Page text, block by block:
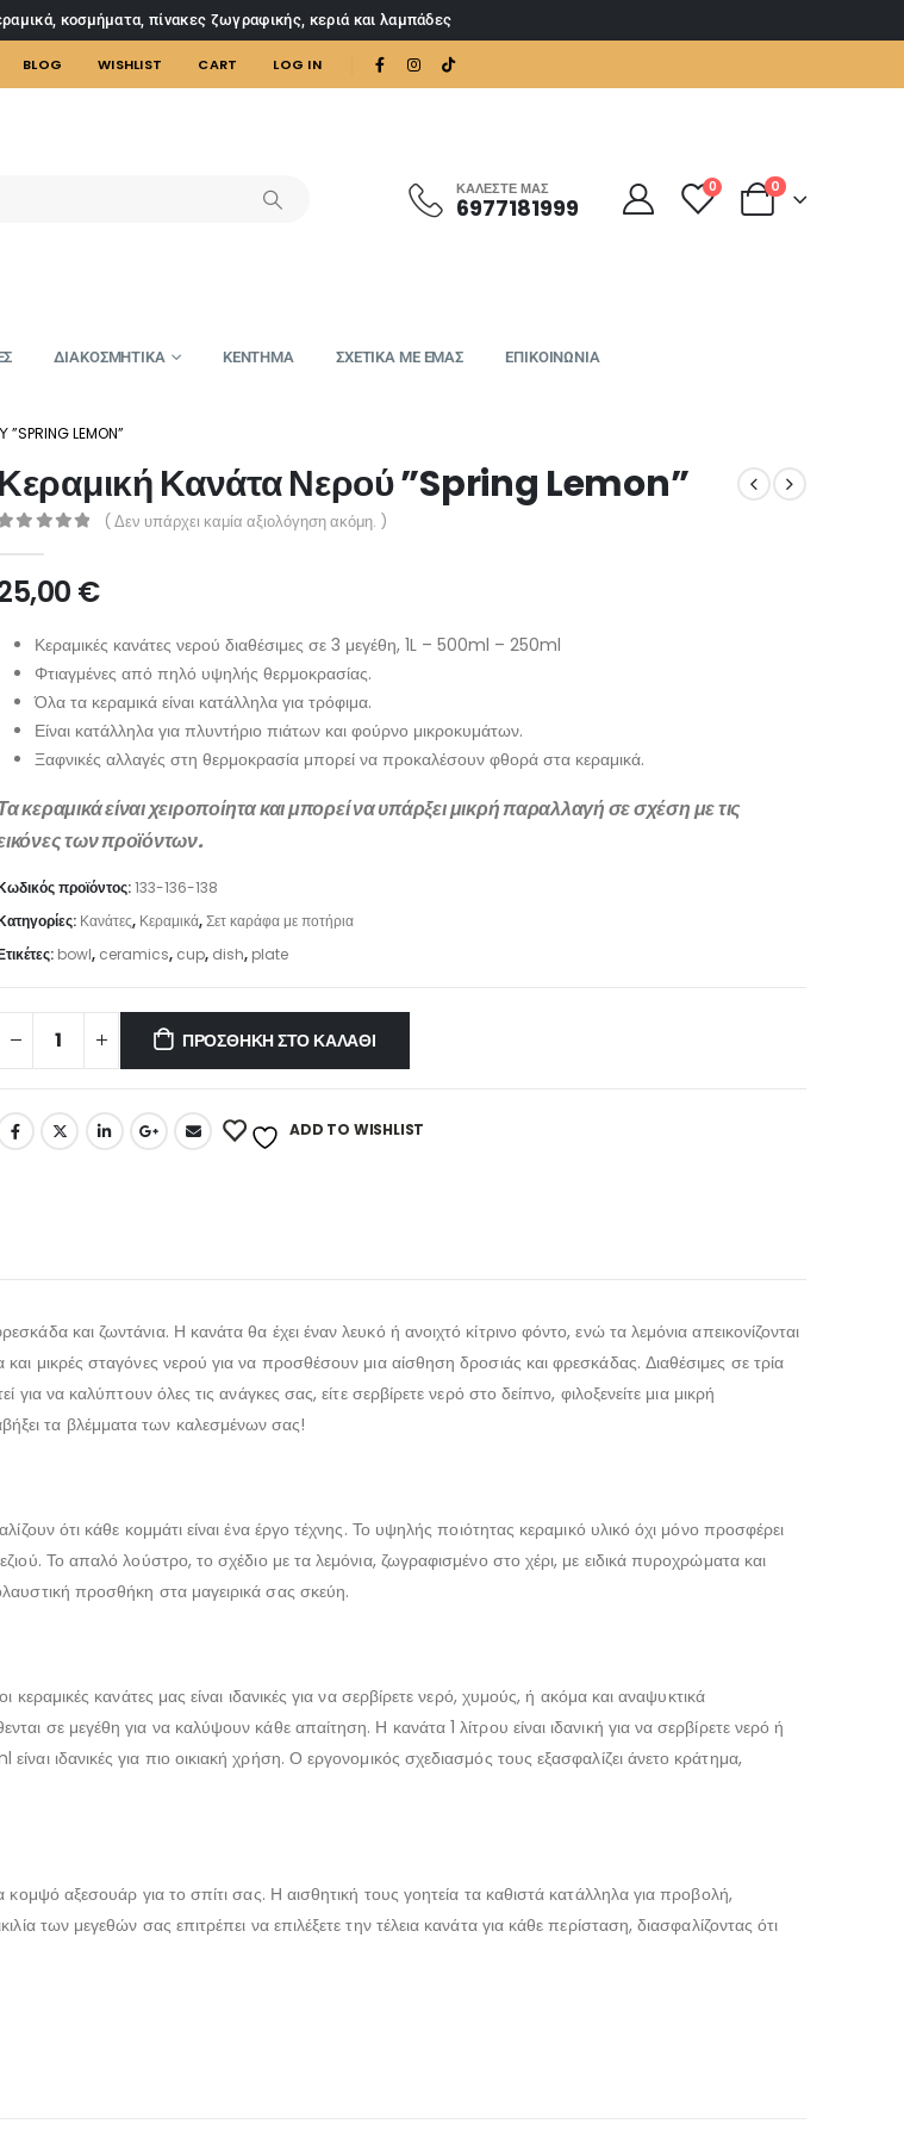
κοσμήματα, πίνακες ζωγραφικής, κεριά και λαμπάδες
BLOG WISHLIST CART LOG IN
ΚΑΛΈΣΤΕ ΜΑΣ
6977181999
0 0
ΔΙΑΚΟΣΜΗΤΙΚΑ ΚΕΝΤΗΜΑ ΣΧΕΤΙΚΑ ΜΕ ΕΜΑΣ ΕΠΙΚΟΙΝΩΝΙΑ
LEMON”
Κεραμική Κανάτα Νερού ”Spring Lemon”
( Δεν υπάρχει καμία αξιολόγηση ακόμη. )
€
Κεραμικές κανάτες νερού διαθέσιμες σε 3 μεγέθη, 1L – 500ml – 250ml
Φτιαγμένες από πηλό υψηλής θερμοκρασίας.
Όλα τα κεραμικά είναι κατάλληλα για τρόφιμα.
Είναι κατάλληλα για πλυντήριο πιάτων και φούρνο μικροκυμάτων.
Ξαφνικές αλλαγές στη θερμοκρασία μπορεί να προκαλέσουν φθορά στα κεραμικά.
κεραμικά είναι χειροποίητα και μπορεί να υπάρξει μικρή παραλλαγή σε σχέση με τις
των προϊόντων.
προϊόντος:133-136-138
Κανάτες, Κεραμικά,Σετ καράφα με ποτήρια
bowl, ceramics, cup, dish, plate
ΠΡΟΣΘΉΚΗ ΣΤΟ ΚΑΛΆΘΙ
ADD TO WISHLIST
και ζωντάνια. Η κανάτα θα έχει έναν λευκό ή ανοιχτό κίτρινο φόντο, ενώ τα λεμόνια απεικονίζονται
μικρές σταγόνες νερού για να προσθέσουν μια αίσθηση δροσιάς και φρεσκάδας. Διαθέσιμες σε τρία
να καλύπτουν όλες τις ανάγκες σας, είτε σερβίρετε νερό στο δείπνο, φιλοξενείτε μια μικρή
τα βλέμματα των καλεσμένων σας!
ότι κάθε κομμάτι είναι ένα έργο τέχνης. Το υψηλής ποιότητας κεραμικό υλικό όχι μόνο προσφέρει
Το απαλό λούστρο, το σχέδιο με τα λεμόνια, ζωγραφισμένο στο χέρι, με ειδικά πυροχρώματα και
προσθήκη στα μαγειρικά σας σκεύη.
κανάτες μας είναι ιδανικές για να σερβίρετε νερό, χυμούς, ή ακόμα και αναψυκτικά
σε μεγέθη για να καλύψουν κάθε απαίτηση. Η κανάτα 1 λίτρου είναι ιδανική για να σερβίρετε νερό ή
ιδανικές για πιο οικιακή χρήση. Ο εργονομικός σχεδιασμός τους εξασφαλίζει άνετο κράτημα,
αξεσουάρ για το σπίτι σας. Η αισθητική τους γοητεία τα καθιστά κατάλληλα για προβολή,
των μεγεθών σας επιτρέπει να επιλέξετε την τέλεια κανάτα για κάθε περίσταση, διασφαλίζοντας ότι